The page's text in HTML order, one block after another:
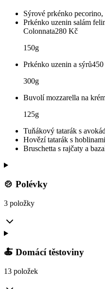
Sýrové prkénko
Prkénko uzenin salám
Colonnata280 Kč
150g
Prkénko uzenin a sýrů450
300g
Buvolí mozzarella na
125g
Tuňákový tatarák s
Hovězí tatarák s
Bruschetta s rajčaty a
🍲 Polévky
3 položky
🍝 Domácí těstoviny
13 položek